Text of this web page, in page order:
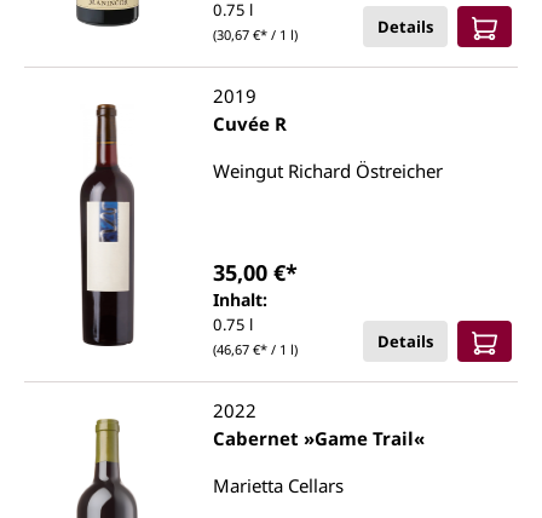
0.75 l
(30,67 €* / 1 l) Details
2019
Cuvée R
Weingut Richard Östreicher
Inhalt:
0.75 l
(46,67 €* / 1 l)
35,00 €*
Details
2022
Cabernet »Game Trail«
Marietta Cellars